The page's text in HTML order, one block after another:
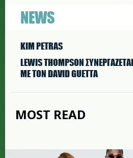
NEWS
KIM PETRAS
LEWIS THOMPSON ΣΥΝΕΡΓAΖΕΤΑΙ
ΜΕ ΤΟΝ DAVID GUETTA
MOST READ